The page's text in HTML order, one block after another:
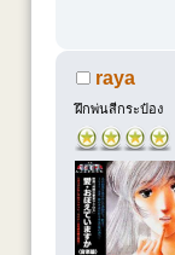
raya
ฝึกพ่นสีกระป๋อง